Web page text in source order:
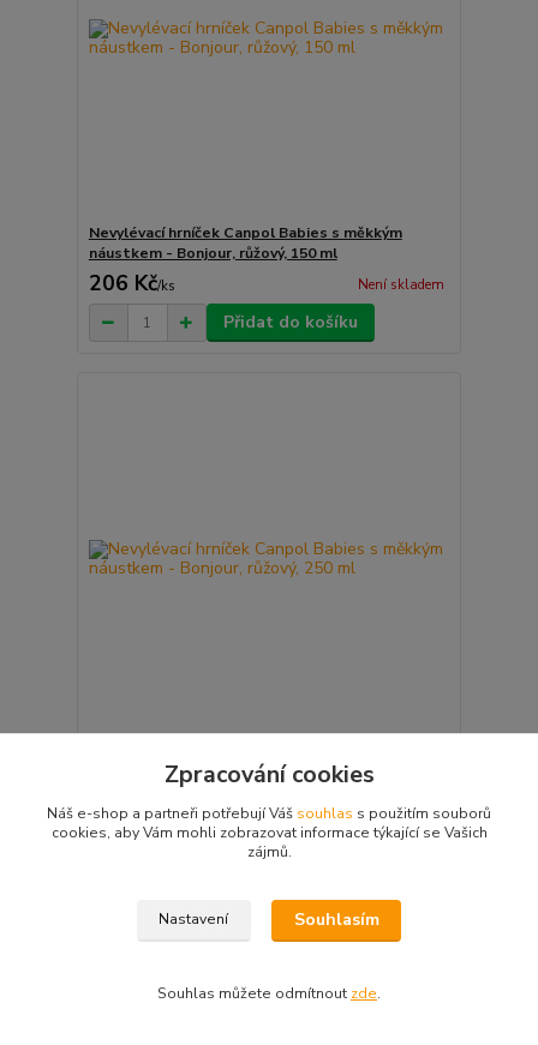
Nevylévací hrníček Canpol Babies s měkkým
náustkem - Bonjour, růžový, 150 ml
206 Kč/ks Není skladem
Přidat do košíku
náustkem - Bonjour, růžový, 250 ml
219 Kč ks Není skladem
Přidat do košíku
Zpracování cookies
Náš e-shop a partneři potřebují Váš souhlas s použitím souborů
cookies, aby Vám mohli zobrazovat informace týkající se Vašich
zájmů.
Nastavení Souhlasím
Souhlas můžete odmítnout zde.